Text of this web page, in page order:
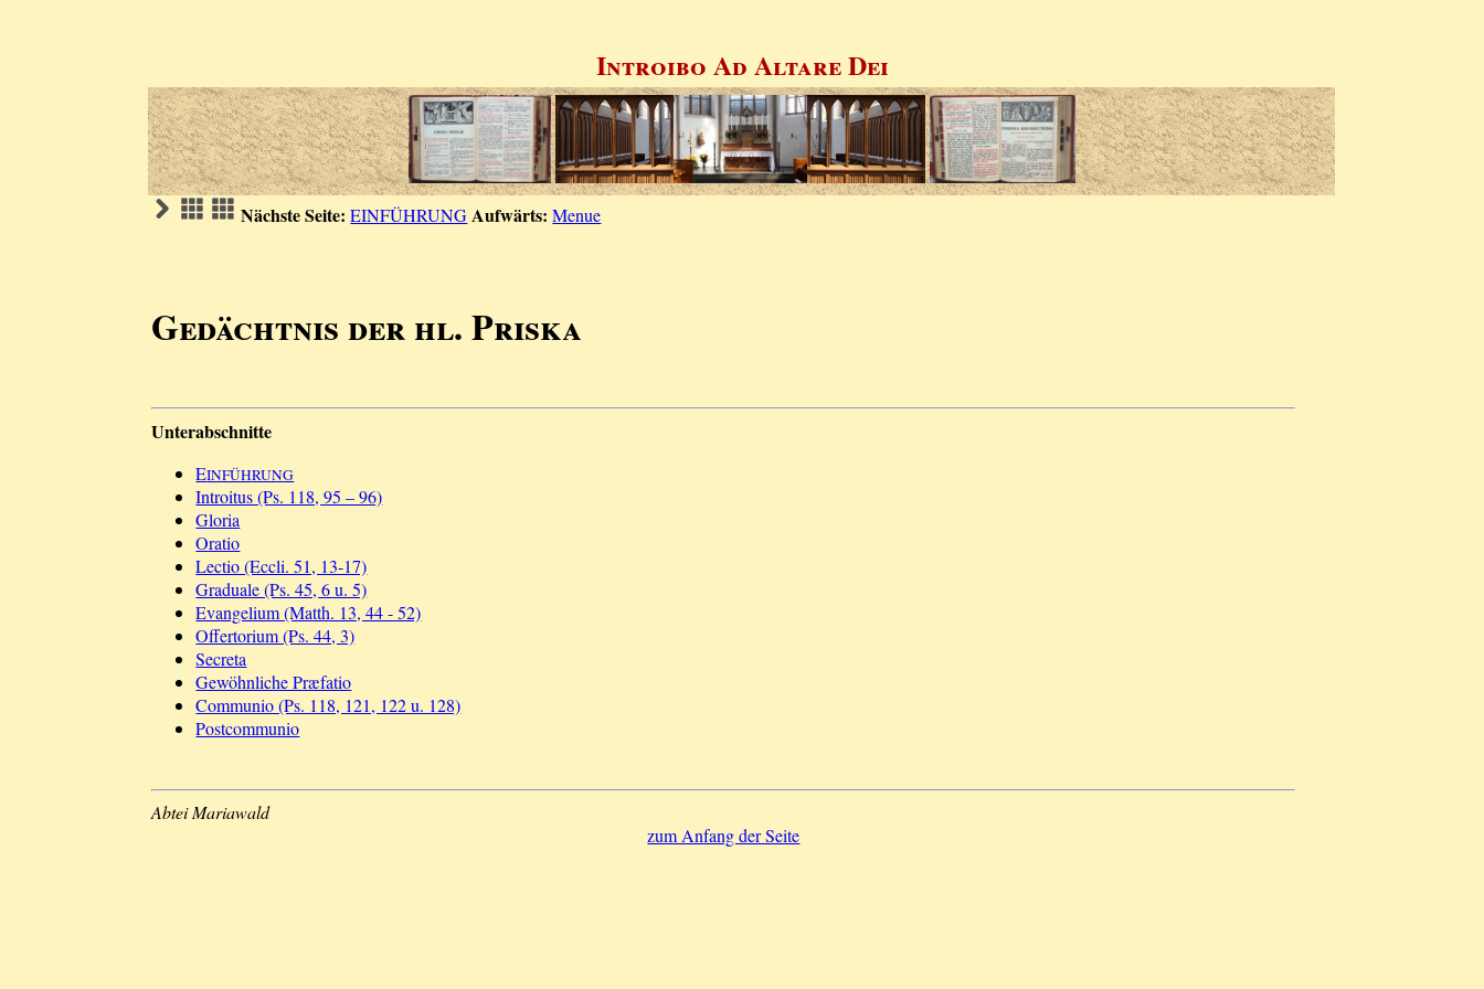
Introibo Ad Altare Dei
Nächste Seite: EINFÜHRUNG Aufwärts: Menue
Gedächtnis der hl. Priska
Unterabschnitte
EINFÜHRUNG
Introitus (Ps. 118, 95 – 96)
Gloria
Oratio
Lectio (Eccli. 51, 13-17)
Graduale (Ps. 45, 6 u. 5)
Evangelium (Matth. 13, 44 - 52)
Offertorium (Ps. 44, 3)
Secreta
Gewöhnliche Præfatio
Communio (Ps. 118, 121, 122 u. 128)
Postcommunio
Abtei Mariawald
zum Anfang der Seite